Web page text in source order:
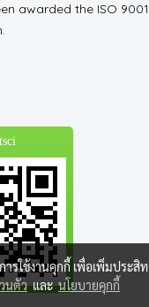
awarded the ISO
ารใช้งานคุกกี้ เพื่อเพิ่มประ
นตัวและนโยบายคุกกี้